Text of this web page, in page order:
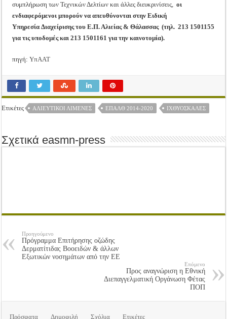
συμπλήρωση των Τεχνικών Δελτίων και άλλες διευκρινίσεις,οι
ενδιαφερόμενοι μπορούν να απευθύνονται στην Ειδική
Υπηρεσία Διαχείρισης του Ε.Π. Αλιείας & Θάλασσας (τηλ. 213 1501155
για τις υποδομές και 213 1501161 για την καινοτομία).
πηγή:ΥπΑΑΤ
Ετικέτες ΑΛΙΕΥΤΙΚΟΊ ΛΙΜΈΝΕΣ ΕΠΑΛΘ 2014-2020 ΙΧΘΥΌΣΚΑΛΕΣ
Σχετικά easmn-press
Προηγούμενο
Πρόγραμμα Επιτήρησης οζώδης
Δερματίτιδας Βοοειδών & άλλων
Εξωτικών νοσημάτων από την ΕΕ
Επόμενο
Προς αναγνώριση η Εθνική
Διεπαγγελματική Οργάνωση Φέτας
ΠΟΠ
Πρόσφατα Δημοφιλή Σχόλια Ετικέτες